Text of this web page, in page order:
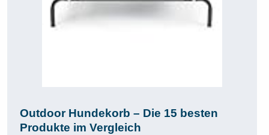
Outdoor Hundekorb – Die 15 besten
Produkte im Vergleich